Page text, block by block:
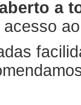
a